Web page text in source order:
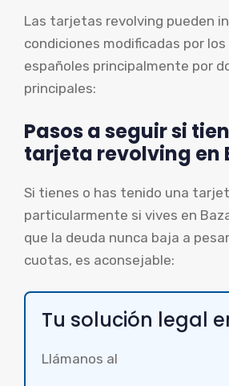
Las tarjetas revolving pueden
condiciones modificadas por
españoles principalmente por
principales:
Pasos a seguir si
tarjeta revolving en
Si tienes o has tenido una
particularmente si vives en
que la deuda nunca baja a
cuotas, es aconsejable:
Tu solución legal
Llámanos al